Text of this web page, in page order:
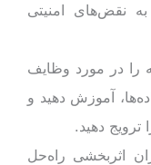
نقض‌های امنیتی
را در مورد وظایف
آموزش دهید و
ترویج دهید.
اثربخشی راه‌حل